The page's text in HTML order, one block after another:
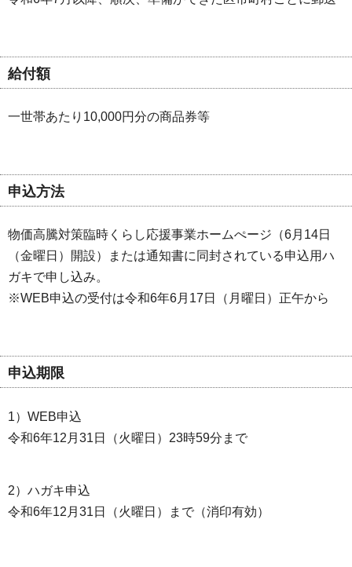
給付額
一世帯あたり10,000円分の商品券等
申込方法
物価高騰対策臨時くらし応援事業ホームぺージ（6月14日
（金曜日）開設）または通知書に同封されている申込用ハ
ガキで申し込み。
※WEB申込の受付は令和6年6月17日（月曜日）正午から
申込期限
1）WEB申込
令和6年12月31日（火曜日）23時59分まで
2）ハガキ申込
令和6年12月31日（火曜日）まで（消印有効）